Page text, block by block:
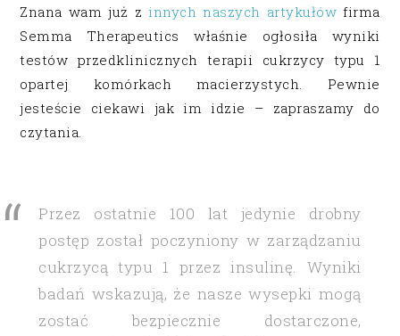
Znana wam już z innych naszych artykułów firma
Semma Therapeutics właśnie ogłosiła wyniki
testów przedklinicznych terapii cukrzycy typu 1
opartej komórkach macierzystych. Pewnie
jesteście ciekawi jak im idzie – zapraszamy do
czytania.
Przez ostatnie 100 lat jedynie drobny
postęp został poczyniony w zarządzaniu
cukrzycą typu 1 przez insulinę. Wyniki
badań wskazują, że nasze wysepki mogą
zostać bezpiecznie dostarczone,